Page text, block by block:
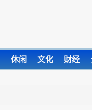
休闲 文化 财经